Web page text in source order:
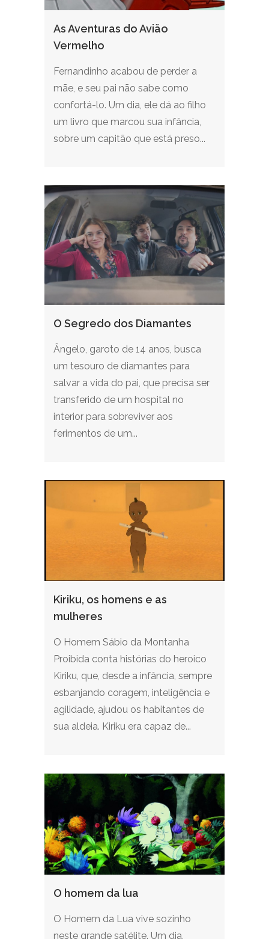
As Aventuras do Avião
Vermelho
Fernandinho acabou de perder a
mãe, e seu pai não sabe como
confortá-lo. Um dia, ele dá ao filho
um livro que marcou sua infância,
sobre um capitão que está preso...
O Segredo dos Diamantes
Ângelo, garoto de 14 anos, busca
um tesouro de diamantes para
salvar a vida do pai, que precisa ser
transferido de um hospital no
interior para sobreviver aos
ferimentos de um...
Kiriku, os homens e as
mulheres
O Homem Sábio da Montanha
Proibida conta histórias do heroico
Kiriku, que, desde a infância, sempre
esbanjando coragem, inteligência e
agilidade, ajudou os habitantes de
sua aldeia. Kiriku era capaz de...
O homem da lua
O Homem da Lua vive sozinho
neste grande satélite. Um dia,